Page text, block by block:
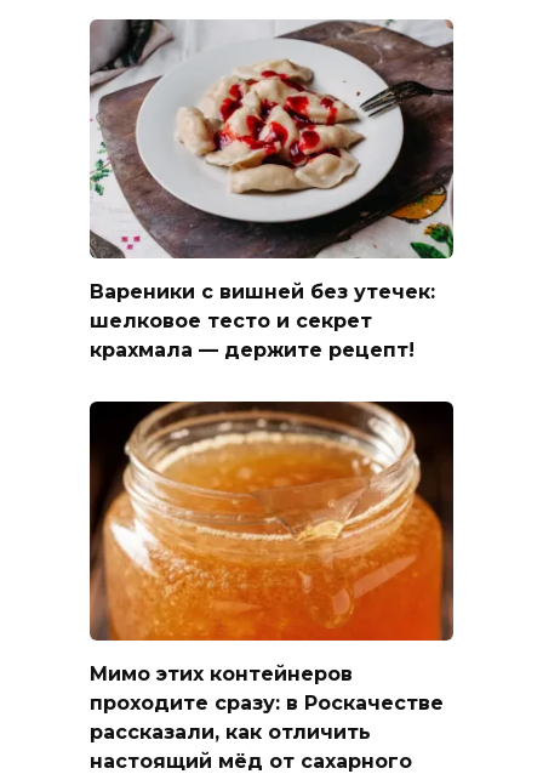
Вареники с вишней без утечек:
шелковое тесто и секрет
крахмала — держите рецепт!
Мимо этих контейнеров
проходите сразу: в Роскачестве
рассказали, как отличить
настоящий мёд от сахарного